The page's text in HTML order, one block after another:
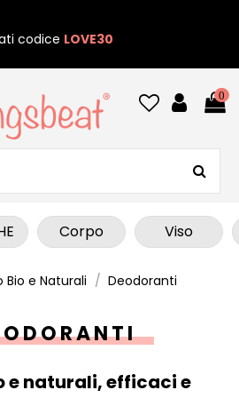
codice LOVE30
0
Corpo Viso
e Naturali Deodoranti
e naturali, efficaci e